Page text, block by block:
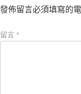
發佈留言必須填寫的
留言 *